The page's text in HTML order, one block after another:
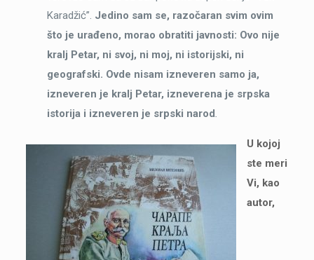
Karadžić”. Jedino sam se, razočaran svim ovim
što je urađeno, morao obratiti javnosti: Ovo nije
kralj Petar, ni svoj, ni moj, ni istorijski, ni
geografski. Ovde nisam izneveren samo ja,
izneveren je kralj Petar, izneverena je srpska
istorija i izneveren je srpski narod.
U kojoj
ste meri
Vi, kao
autor,